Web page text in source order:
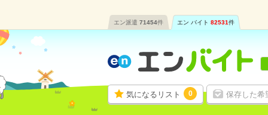
エン派遣 71454件 エン バイト 82531件
気になるリスト 0 保存した希